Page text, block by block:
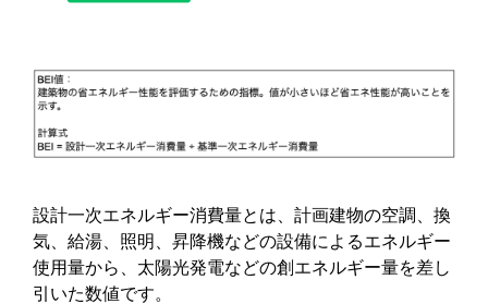
設計一次エネルギー消費量とは、計画建物の空調、換
気、給湯、照明、昇降機などの設備によるエネルギー
使用量から、太陽光発電などの創エネルギー量を差し
引いた数値です。